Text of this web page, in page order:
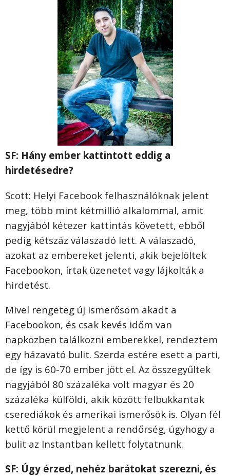
SF: Hány ember kattintott eddig a
hirdetésedre?
Scott: Helyi Facebook felhasználóknak jelent
meg, több mint kétmillió alkalommal, amit
nagyjából kétezer kattintás követett, ebből
pedig kétszáz válaszadó lett. A válaszadó,
azokat az embereket jelenti, akik bejelöltek
Facebookon, írtak üzenetet vagy lájkolták a
hirdetést.
Mivel rengeteg új ismerősöm akadt a
Facebookon, és csak kevés időm van
napközben találkozni emberekkel, rendeztem
egy házavató bulit. Szerda estére esett a parti,
de így is 60-70 ember jött el. Az összegyűltek
nagyjából 80 százaléka volt magyar és 20
százaléka külföldi, akik között felbukkantak
cserediákok és amerikai ismerősök is. Olyan fél
kettő körül megjelent a rendőrség, úgyhogy a
bulit az Instantban kellett folytatnunk.
SF: Úgy érzed, nehéz barátokat szerezni, és